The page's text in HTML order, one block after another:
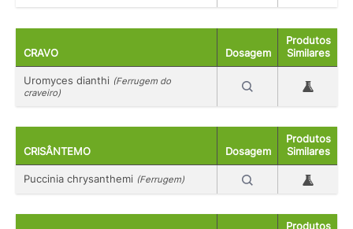
CRAVO Dosagem
Produtos
Similares
Uromyces dianthi (Ferrugem do
craveiro)
CRISÂNTEMO Dosagem
Produtos
Similares
Puccinia chrysanthemi (Ferrugem)
Produtos